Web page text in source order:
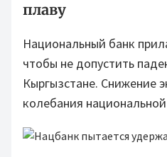
плаву
Национальный банк
чтобы не допустить
Кыргызстане. Снижение
колебания